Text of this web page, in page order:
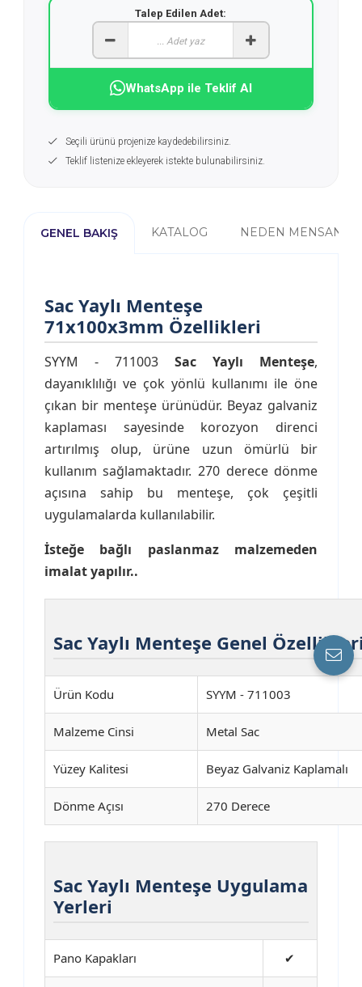
Talep Edilen Adet:
WhatsApp ile Teklif Al
Seçili ürünü projenize kaydedebilirsiniz.
Teklif listenize ekleyerek istekte bulunabilirsiniz.
GENEL BAKIŞ KATALOG NEDEN MENSAN?
Sac Yaylı Menteşe
71x100x3mm Özellikleri
SYYM - 711003 Sac Yaylı Menteşe,
dayanıklılığı ve çok yönlü kullanımı ile öne
çıkan bir menteşe ürünüdür. Beyaz galvaniz
kaplaması sayesinde korozyon direnci
artırılmış olup, ürüne uzun ömürlü bir
kullanım sağlamaktadır. 270 derece dönme
açısına sahip bu menteşe, çok çeşitli
uygulamalarda kullanılabilir.
İsteğe bağlı paslanmaz malzemeden
imalat yapılır..
Sac Yaylı Menteşe Genel
Ürün Kodu SYYM - 711003
Malzeme Cinsi Metal Sac
Yüzey Kalitesi Beyaz Galvaniz Kaplamalı
Dönme Açısı 270 Derece
Sac Yaylı Menteşe Uygulama
Yerleri
Pano Kapakları ✔